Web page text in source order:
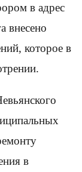
в адрес
внесено
которое в
в